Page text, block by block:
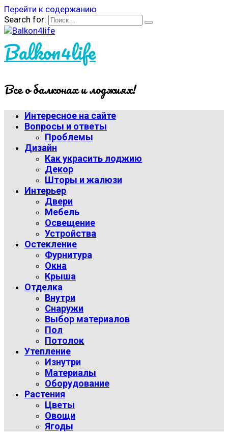
Перейти к содержанию
Search for:
Balkon4life
Все о балконах и лоджиях!
Интересное на сайте
Вопросы и ответы
Проблемы
Дизайн
Как украсить лоджию
Декор
Шторы и жалюзи
Интерьер
Двери
Мебель
Освещение
Устройства
Остекление
Фурнитура
Окна
Крыша
Отделка
Внутри
Снаружи
Выбор материалов
Пол
Потолок
Утепление
Изнутри
Материалы
Оборудование
Растения
Цветы
Овощи
Ягоды